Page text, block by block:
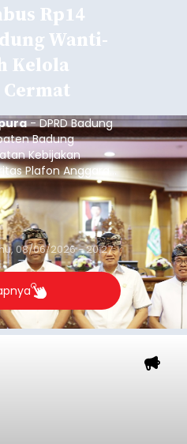
Rp14
Wanti-
Kelola
- DPRD Badung
Badung
Kebijakan
Plafon Anggaran
2027 dalam
Gedung DPRD
08/06/2026 - 20:27